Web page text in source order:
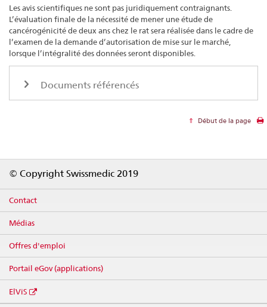
Les avis scientifiques ne sont pas juridiquement contraignants.
L’évaluation finale de la nécessité de mener une étude de
cancérogénicité de deux ans chez le rat sera réalisée dans le cadre de
l’examen de la demande d’autorisation de mise sur le marché,
lorsque l’intégralité des données seront disponibles.
Documents référencés
Début de la page
© Copyright Swissmedic 2019
Contact
Médias
Offres d'emploi
Portail eGov (applications)
ElViS